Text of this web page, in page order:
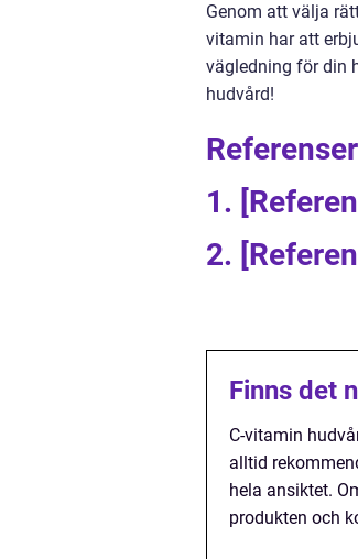
Genom att välja
vitamin har att
vägledning för din
hudvård!
1.
2.
Finns det
C-vitamin
alltid
hela ansiktet.
produkten och